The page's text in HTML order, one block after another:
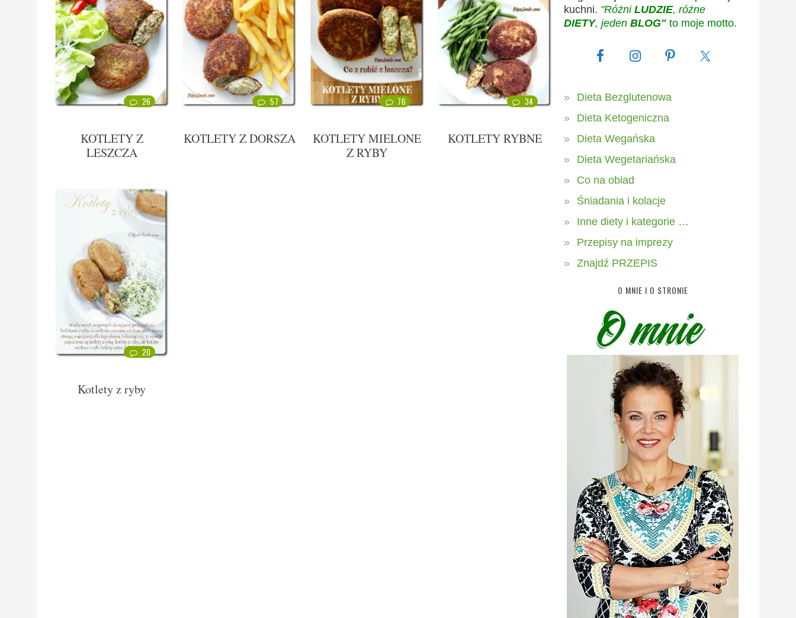
26
KOTLETY Z
LESZCZA
57
KOTLETY Z DORSZA
76
KOTLETY MIELONE
Z RYBY
34
KOTLETY RYBNE
20
Kotlety z ryby
kuchni. "Różni LUDZIE, różne
DIETY, jeden BLOG" to moje motto.
Dieta Bezglutenowa
Dieta Ketogeniczna
Dieta Wegańska
Dieta Wegetariańska
Co na obiad
Śniadania i kolacje
Inne diety i kategorie …
Przepisy na imprezy
Znajdź PRZEPIS
O MNIE I O STRONIE